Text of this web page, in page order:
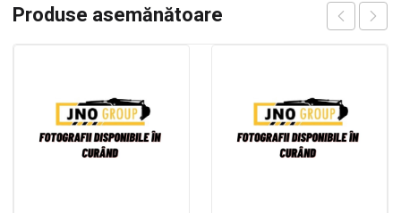
Produse asemănătoare